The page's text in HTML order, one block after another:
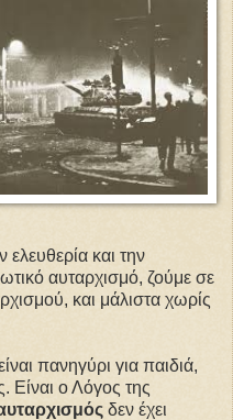
και την
αυταρχισμό, ζούμε σε
και μάλιστα χωρίς
πανηγύρι για παιδιά,
Είναι ο Λόγος της
δεν έχει